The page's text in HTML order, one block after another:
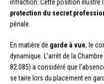
infraction. Cette position illustre
protection du secret
pénale.
En matière de garde à vue, le
dynamique. L’arrêt de la
82.085) a considéré que
se taire lors du placement en